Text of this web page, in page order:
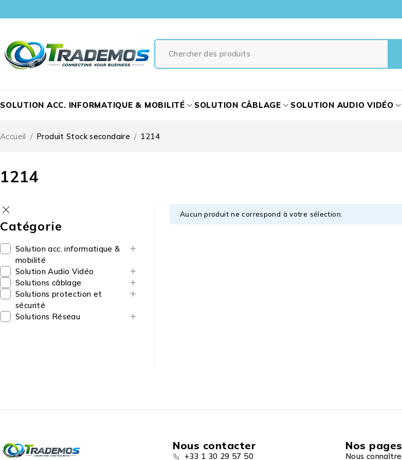
SOLUTION ACC. INFORMATIQUE & MOBILITÉ SOLUTION CÂBLAGE SOLUTION AUDIO VIDÉO
1214
Accueil / Produit Stock secondaire / 1214
Catégorie
Solution acc. informatique &
mobilité
Solution Audio Vidéo
Solutions câblage
Solutions protection et
sécurité
Solutions Réseau
Aucun produit ne correspond à votre sélection.
Nous contacter
+33 1 30 29 57 50
Nos pages
Nous connaître